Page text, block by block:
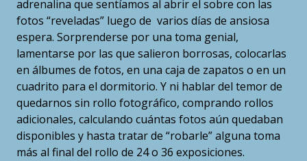
adrenalina que sentíamos al abrir el sobre con las
fotos “reveladas” luego de varios días de ansiosa
espera. Sorprenderse por una toma genial,
lamentarse por las que salieron borrosas, colocarlas
en álbumes de fotos, en una caja de zapatos o en un
cuadrito para el dormitorio. Y ni hablar del temor de
quedarnos sin rollo fotográfico, comprando rollos
adicionales, calculando cuántas fotos aún quedaban
disponibles y hasta tratar de “robarle” alguna toma
más al final del rollo de 24 o 36 exposiciones.